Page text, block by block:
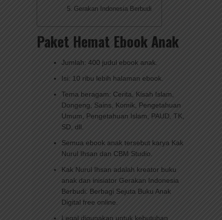
Gerakan Indonesia Berbudi
Paket Hemat Ebook Anak
Jumlah: 400 judul ebook anak.
Isi: 10 ribu lebih halaman ebook.
Tema beragam: Cerita, Kisah Islam,
Dongeng, Sains, Komik, Pengetahuan
Umum, Pengetahuan Islam, PAUD, TK,
SD, dll.
Semua ebook anak tersebut karya Kak
Nurul Ihsan dan CBM Studio.
Kak Nurul Ihsan adalah kreator buku
anak dan inisiator Gerakan Indonesia
Berbudi: Berbagi Sejuta Buku Anak
Digital free online.
Legal digunakan untuk kebutuhan